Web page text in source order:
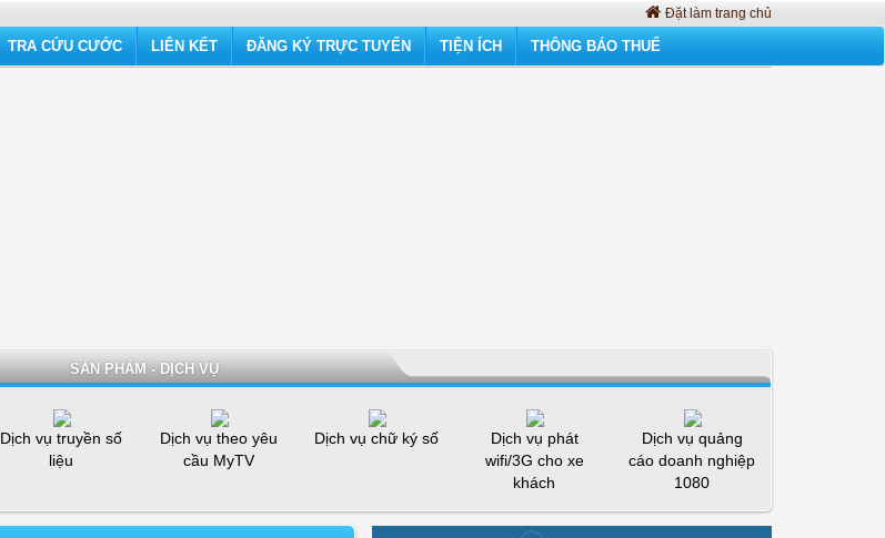
Đặt làm trang chủ
TRA CỨU CƯỚC LIÊN KẾT ĐĂNG KÝ TRỰC TUYẾN TIỆN ÍCH THÔNG BÁO THUẾ
SẢN PHẨM - DỊCH VỤ
Dịch vụ truyền số
liệu
Dịch vụ theo yêu
cầu MyTV
Dịch vụ chữ ký số
Dịch vụ phát
wifi/3G cho xe
khách
Dịch vụ quảng
cáo doanh nghiệp
1080